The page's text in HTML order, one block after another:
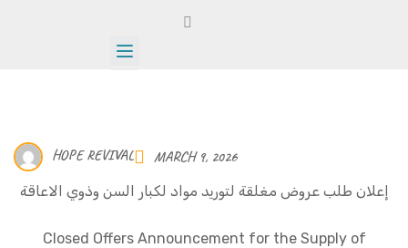
HOPE REVIVAL MARCH 9, 2026
إعلان طلب عروض مغلقة لتوريد مواد لكبار السن وذوي الاعاقة
Closed Offers Announcement for the Supply of